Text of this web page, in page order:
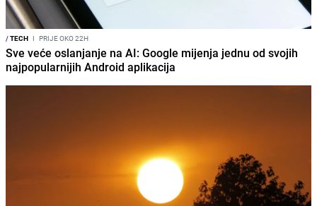
/TECH I PRIJE OKO 22H
Sve veće oslanjanje na AI: Google mijenja jednu od svojih
najpopularnijih Android aplikacija